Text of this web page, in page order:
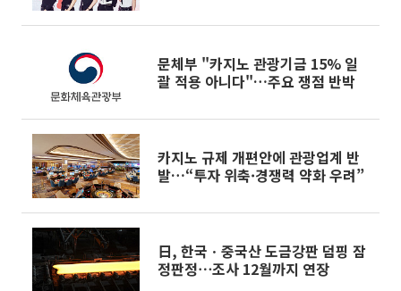
문체부 "카지노 관광기금 15% 일
괄 적용 아니다"…주요 쟁점 반박
카지노 규제 개편안에 관광업계 반
발…“투자 위축·경쟁력 약화 우려”
日, 한국ㆍ중국산 도금강판 덤핑 잠
정판정⋯조사 12월까지 연장